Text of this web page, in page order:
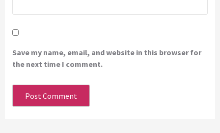
Save my name, email, and website in this browser for
the next time I comment.